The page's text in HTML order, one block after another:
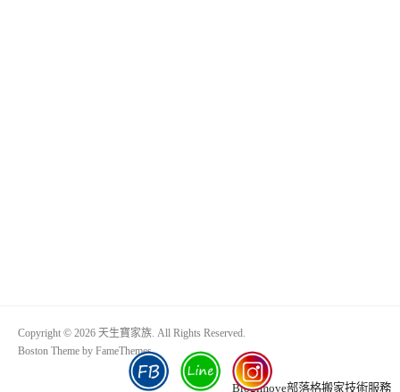
Copyright © 2026 天生寶家族. All Rights Reserved.
Boston Theme by FameThemes
Blogimove部落格搬家技術服務